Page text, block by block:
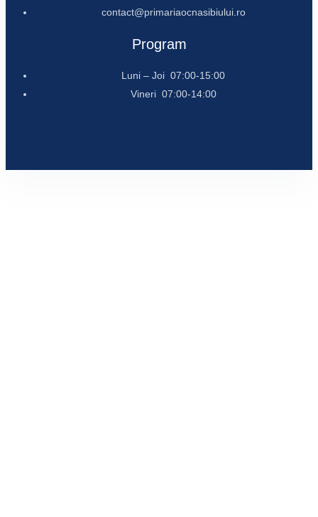
contact@primariaocnasibiului.ro
Program
Luni – Joi 07:00-15:00
Vineri 07:00-14:00